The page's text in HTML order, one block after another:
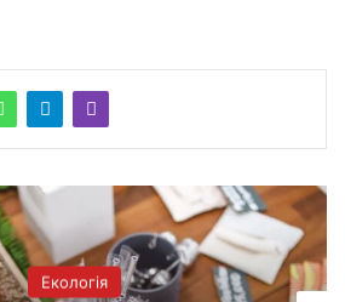
Екологія